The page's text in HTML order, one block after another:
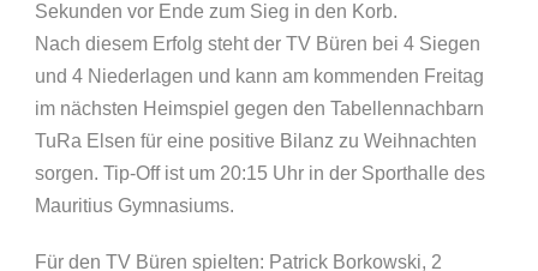
Sekunden vor Ende zum Sieg in den Korb.
Nach diesem Erfolg steht der TV Büren bei 4 Siegen
und 4 Niederlagen und kann am kommenden Freitag
im nächsten Heimspiel gegen den Tabellennachbarn
TuRa Elsen für eine positive Bilanz zu Weihnachten
sorgen. Tip-Off ist um 20:15 Uhr in der Sporthalle des
Mauritius Gymnasiums.
Für den TV Büren spielten: Patrick Borkowski, 2